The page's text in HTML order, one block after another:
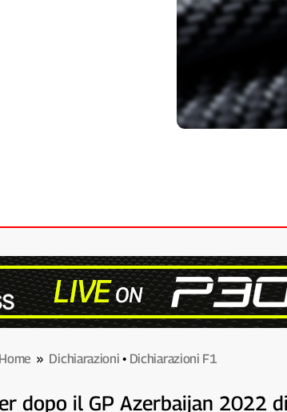
Home » Dichiarazioni • Dichiarazioni F1
dopo il GP Azerbaijan 2022